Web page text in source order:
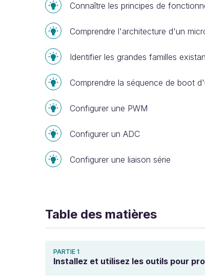
Connaître les principes de
Comprendre l'architecture d'un
Identifier les grandes familles
Comprendre la séquence de boot
Configurer une PWM
Configurer un ADC
Configurer une liaison série
Table des matières
PARTIE 1
Installez et utilisez les outils pour